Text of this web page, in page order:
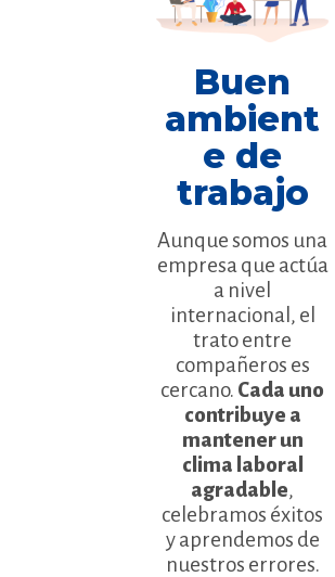
Buen
ambient
e de
trabajo
Aunque somos una
empresa que actúa
a nivel
internacional, el
trato entre
compañeros es
cercano. Cada uno
contribuye a
mantener un
clima laboral
agradable,
celebramos éxitos
y aprendemos de
nuestros errores.